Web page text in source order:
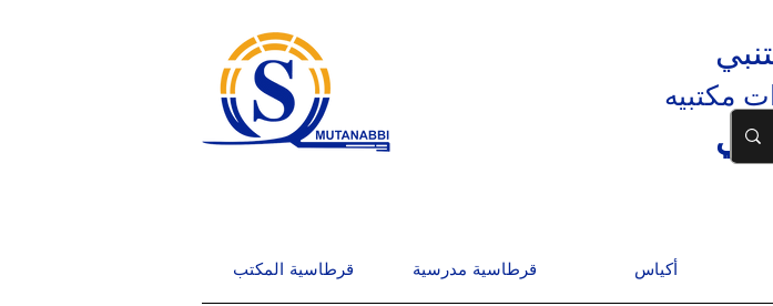
مكتبيه
قرطاسية المكتب قرطاسية مدرسية أكياس